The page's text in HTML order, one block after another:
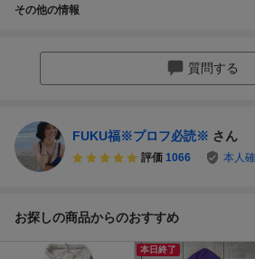
その他の情報
質問する
FUKU福※プロフ必読※ さん
評価 1066 本人
お探しの商品からのおすすめ
本日終了